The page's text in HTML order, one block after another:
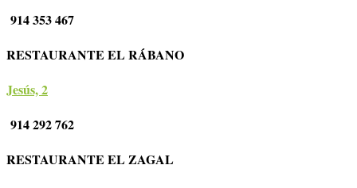
914 353 467
RESTAURANTE EL RÁBANO
Jesús, 2
914 292 762
RESTAURANTE EL ZAGAL